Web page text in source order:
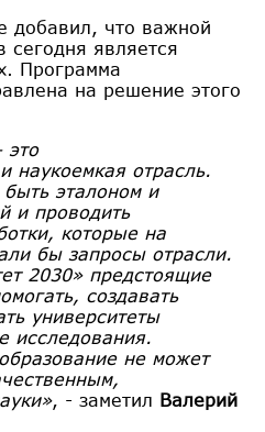
добавил, что важной
сегодня является
Программа
на решение этого
это
наукоемкая отрасль.
эталоном и
и проводить
которые на
бы запросы отрасли.
2030» предстоящие
создавать
университеты
исследования.
не может
, - заметил Валерий